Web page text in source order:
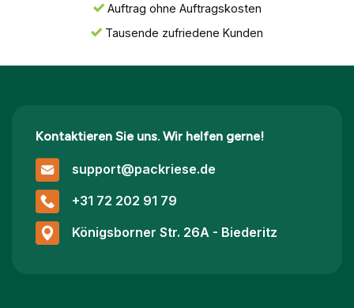
Auftrag ohne Auftragskosten
Tausende zufriedene Kunden
Kontaktieren Sie uns. Wir helfen gerne!
support@packriese.de
+31 72 202 91 79
Königsborner Str. 26A - Biederitz